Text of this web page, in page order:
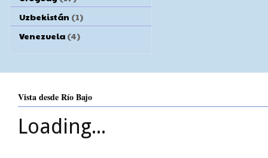
Uzbekistán (1)
Venezuela (4)
Vista desde Río Bajo
Loading...